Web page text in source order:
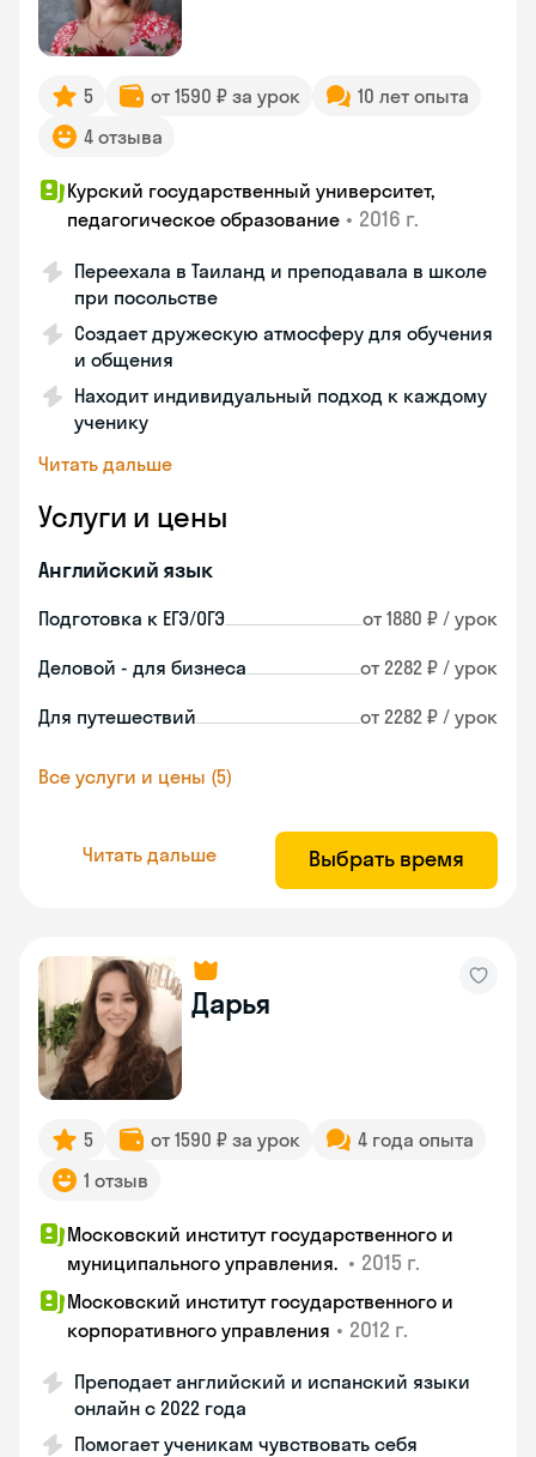
5 от 1590 ₽ за урок
10 лет опыта
4 отзыва
Курский государственный университет,
педагогическое образование • 2016 г.
Переехала в Таиланд и преподавала в школе
при посольстве
Создает дружескую атмосферу для обучения
и общения
Находит индивидуальный подход к каждому
ученику
Читать дальше
Услуги и цены
Английский язык
Подготовка к ЕГЭ/ОГЭ от 1880 ₽ / урок
Деловой - для бизнеса от 2282 ₽ / урок
Для путешествий от 2282 ₽ / урок
Все услуги и цены (5)
Читать дальше Выбрать время
Дарья
5 от 1590 ₽ за урок
4 года опыта
1 отзыв
Московский институт государственного и
муниципального управления. • 2015 г.
Московский институт государственного и
корпоративного управления • 2012 г.
Преподает английский и испанский языки
онлайн с 2022 года
Помогает ученикам чувствовать себя